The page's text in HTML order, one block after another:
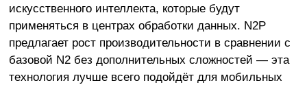
искусственного интеллекта, которые будут
применяться в центрах обработки данных. N2P
предлагает рост производительности в сравнении с
базовой N2 без дополнительных сложностей — эта
технология лучше всего подойдёт для мобильных